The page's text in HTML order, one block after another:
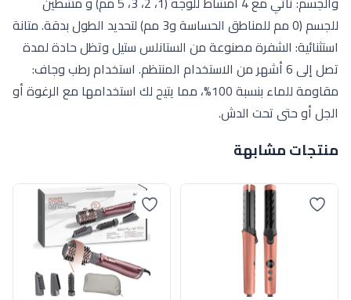
للجسم (0 مم للمناطق الحساسة و3 مم) لتحديد الطول بدقة. متانة
استثنائية: الشفرة مصنوعة من الستانلس ستيل وتظل حادة لمدة
تصل إلى 6 أشهر من الاستخدام المنتظم. استخدام رطب وجاف:
مقاومة للماء بنسبة 100%، مما يتيح لك استخدامها مع الرغوة أو
الجل أو حتى تحت الدش.
منتجات مشابهة